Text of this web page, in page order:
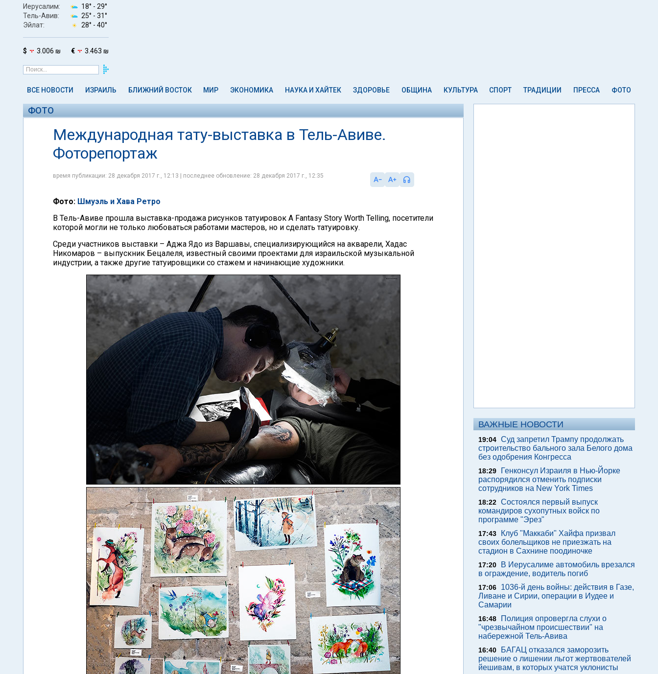
Иерусалим: 18° - 29°
Тель-Авив:
25° - 31°
Эйлат:
28° - 40°
$ 3.006 ₪ € 3.463 ₪
ВСЕ НОВОСТИ ИЗРАИЛЬ БЛИЖНИЙ ВОСТОК МИР ЭКОНОМИКА НАУКА И ХАЙТЕК ЗДОРОВЬЕ ОБЩИНА КУЛЬТУРА СПОРТ ТРАДИЦИИ ПРЕССА ФОТО
ФОТО
Международная тату-выставка в Тель-Авиве.
Фоторепортаж
время публикации: 28 декабря 2017 г., 12:13 | последнее обновление: 28 декабря 2017 г., 12:35
Фото: Шмуэль и Хава Ретро
В Тель-Авиве прошла выставка-продажа рисунков татуировок A Fantasy Story Worth Telling, посетители
которой могли не только любоваться работами мастеров, но и сделать татуировку.
Среди участников выставки – Аджа Ядо из Варшавы, специализирующийся на акварели, Хадас
Никомаров – выпускник Бецалеля, известный своими проектами для израильской музыкальной
индустрии, а также другие татуировщики со стажем и начинающие художники.
ВАЖНЫЕ НОВОСТИ
19:04 Суд запретил Трампу продолжать
строительство бального зала Белого дома
без одобрения Конгресса
18:29
Генконсул Израиля в Нью-Йорке
распорядился отменить подписки
сотрудников на New York Times
18:22 Состоялся первый выпуск
командиров сухопутных войск по
программе "Эрез"
17:43
Клуб "Маккаби" Хайфа призвал
своих болельщиков не приезжать на
стадион в Сахнине поодиночке
17:20
В Иерусалиме автомобиль врезался
в ограждение, водитель погиб
17:06
1036-й день войны: действия в Газе,
Ливане и Сирии, операции в Иудее и
Самарии
16:48
Полиция опровергла слухи о
"чрезвычайном происшествии" на
набережной Тель-Авива
16:40
БАГАЦ отказался заморозить
решение о лишении льгот жертвователей
йешивам, в которых учатся уклонисты